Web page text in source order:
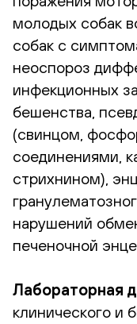
молодых собак
собак с
неоспороз
инфекционных
бешенства,
(свинцом,
соединениями,
стрихнином),
нарушений
печеночной
Лабораторная
клинического и